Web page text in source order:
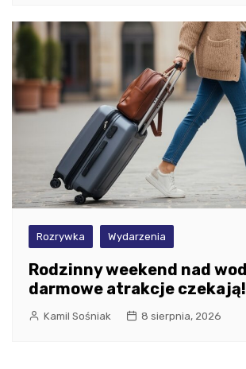
Rozrywka Wydarzenia
Rodzinny weekend nad
darmowe atrakcje czekają!
Kamil Sośniak 8 sierpnia, 2026